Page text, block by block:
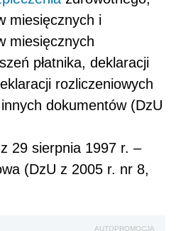
miesięcznych i
miesięcznych
płatnika, deklaracji
rozliczeniowych
dokumentów (DzU
29 sierpnia 1997 r. –
(DzU z 2005 r. nr 8,
AUTOPROMOCJA